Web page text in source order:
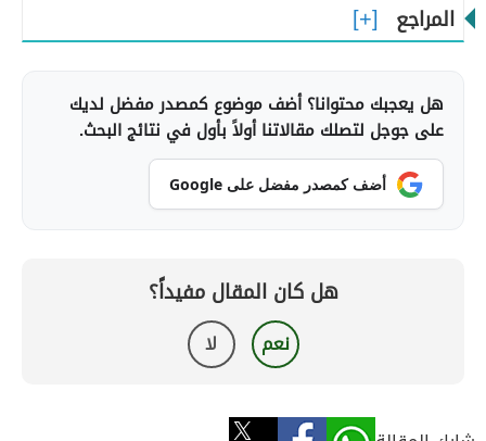
المراجع
هل يعجبك محتوانا؟ أضف موضوع كمصدر مفضل لديك
على جوجل لتصلك مقالاتنا أولاً بأول في نتائج البحث.
أضف كمصدر مفضل على Google
هل كان المقال مفيداً؟
نعم لا